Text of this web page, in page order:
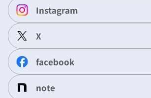
Instagram
X
facebook
note